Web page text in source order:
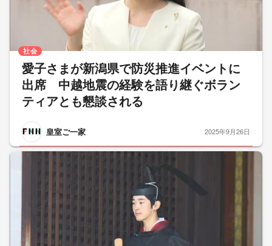
愛子さまが新潟県で防災推進イベントに
出席 中越地震の経験を語り継ぐボラン
ティアとも懇談される
皇室ご一家
社会
2025年9月26日